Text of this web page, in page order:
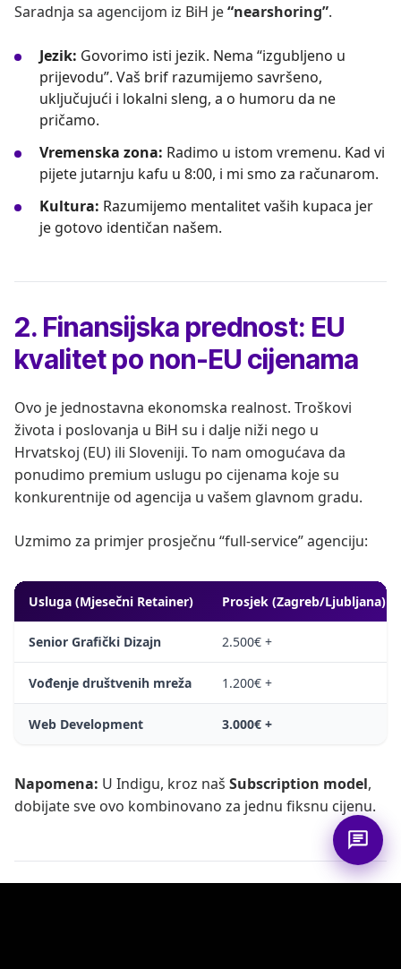
Saradnja sa agencijom iz BiH je“nearshoring”.
Jezik: Govorimo isti jezik. Nema “izgubljeno u
prijevodu”. Vaš brif razumijemo savršeno,
uključujući i lokalni sleng, a o humoru da ne
pričamo.
Vremenska zona: Radimo u istom vremenu. Kad vi
pijete jutarnju kafu u 8:00, i mi smo za računarom.
Kultura: Razumijemo mentalitet vaših kupaca jer
je gotovo identičan našem.
2. Finansijska prednost: EU
kvalitet po non-EU cijenama
Ovo je jednostavna ekonomska realnost. Troškovi
života i poslovanja u BiH su i dalje niži nego u
Hrvatskoj (EU) ili Sloveniji. To nam omogućava da
ponudimo premium uslugu po cijenama koje su
konkurentnije od agencija u vašem glavnom gradu.
Uzmimo za primjer prosječnu “full-service” agenciju:
Usluga (Mjesečni Retainer) Prosjek (Zagreb/Ljubljana)
Senior Grafički Dizajn 2.500€ +
Vođenje društvenih mreža 1.200€ +
Web Development 3.000€ +
Napomena: U Indigu, kroz naš Subscription model,
dobijate sve ovo kombinovano za jednu fiksnu cijenu.